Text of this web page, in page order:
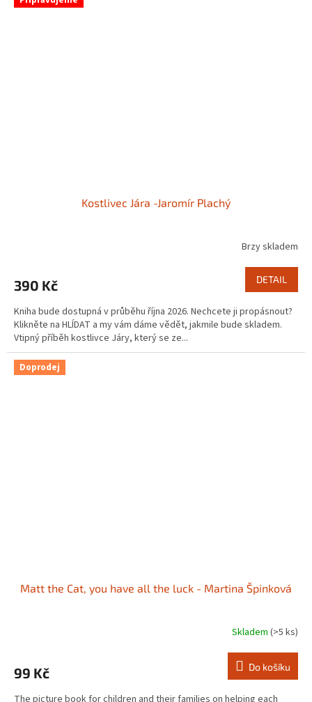
Kostlivec Jára -Jaromír Plachý
Brzy skladem
390 Kč DETAIL
Kniha bude dostupná v průběhu října 2026. Nechcete ji propásnout?
Klikněte na HLÍDAT a my vám dáme vědět, jakmile bude skladem.
Vtipný příběh kostlivce Járy, který se ze...
Doprodej
Matt the Cat, you have all the luck - Martina Špinková
Skladem (>5 ks)
99 Kč Do košíku